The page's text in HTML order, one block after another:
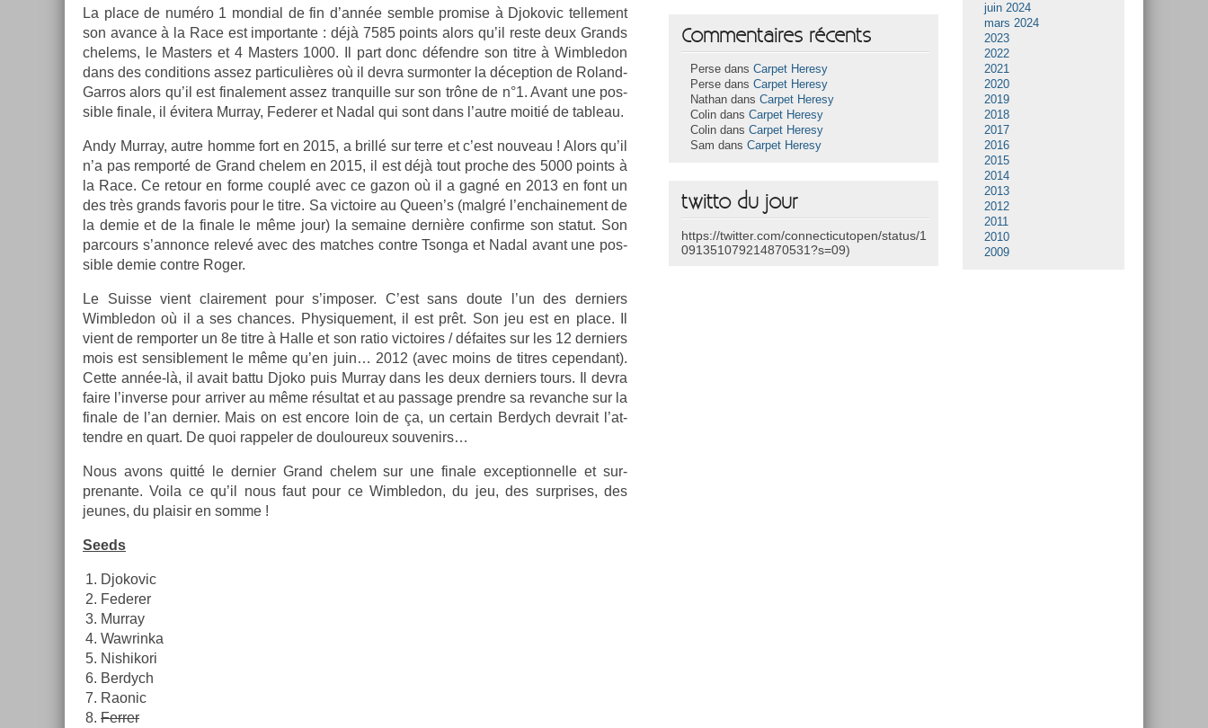
La place de numéro 1 mon­di­al de fin d’année semble pro­m­ise à Djokovic tel­le­ment
son avan­ce à la Race est im­por­tante : déjà 7585 points alors qu’il reste deux Grands
chelems, le Mast­ers et 4 Mast­ers 1000. Il part donc défendre son titre à Wimbledon
dans des con­di­tions assez par­ticuliè­res où il devra sur­mont­er la décep­tion de Roland-
Garros alors qu’il est fin­ale­ment assez tran­quil­le sur son trône de n°1. Avant une pos­
sible fin­ale, il évitera Mur­ray, Feder­er et Nadal qui sont dans l’autre moitié de tab­leau.
Andy Mur­ray, autre homme fort en 2015, a brillé sur terre et c’est nouveau ! Alors qu’il
n’a pas re­mporté de Grand chelem en 2015, il est déjà tout pro­che des 5000 points à
la Race. Ce re­tour en forme couplé avec ce gazon où il a gagné en 2013 en font un
des très grands favoris pour le titre. Sa vic­toire au Queen’s (malgré l’enchaine­ment de
la demie et de la fin­ale le même jour) la semaine dernière con­fir­me son statut. Son
par­cours s’an­nonce relevé avec des matches con­tre Tson­ga et Nadal avant une pos­
sible demie con­tre Roger.
Le Suis­se vient claire­ment pour s’im­pos­er. C’est sans doute l’un des de­rni­ers
Wimbledon où il a ses chan­ces. Physique­ment, il est prêt. Son jeu est en place. Il
vient de re­mport­er un 8e titre à Halle et son ratio vic­toires / défaites sur les 12 de­rni­ers
mois est sen­sib­le­ment le même qu’en juin… 2012 (avec moins de tit­res cepen­dant).
Cette année-là, il avait battu Djoko puis Mur­ray dans les deux de­rni­ers tours. Il devra
faire l’in­verse pour ar­riv­er au même résul­tat et au pas­sage pre­ndre sa re­vanche sur la
fin­ale de l’an de­rni­er. Mais on est en­core loin de ça, un cer­tain Be­rdych de­vrait l’at­
tendre en quart. De quoi rap­pel­er de douloureux souvenirs…
Nous avons quitté le de­rni­er Grand chelem sur une fin­ale ex­cep­tion­nelle et sur­
prenan­te. Voila ce qu’il nous faut pour ce Wimbledon, du jeu, des sur­prises, des
jeunes, du plaisir en somme !
Seeds
Djokovic
Feder­er
Mur­ray
Waw­rinka
Nis­hikori
Be­rdych
Raonic
Ferr­er
Commentaires récents
Perse dansCarpet Heresy
Perse dansCarpet Heresy
Nathan dansCarpet Heresy
Colin dansCarpet Heresy
Colin dansCarpet Heresy
Sam dansCarpet Heresy
twitto du jour
https://twitter.com/connecticutopen/status/1
091351079214870531?s=09)
juin 2024
mars 2024
2023
2022
2021
2020
2019
2018
2017
2016
2015
2014
2013
2012
2011
2010
2009